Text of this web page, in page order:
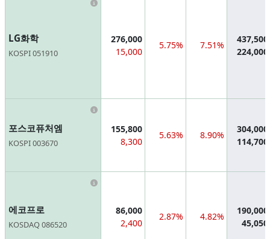
LG화학
KOSPI 051910
276,000
15,000
5.75% 7.51%
437,500
224,000
포스코퓨처엠
KOSPI 003670
Information
155,800
8,300
5.63% 8.90%
304,000
114,700
에코프로
KOSDAQ 086520
Information
86,000
2,400
2.87% 4.82%
190,000
45,050